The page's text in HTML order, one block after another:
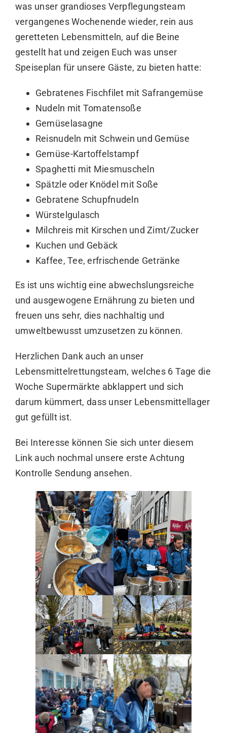
was unser grandioses Verpflegungsteam
vergangenes Wochenende wieder, rein aus
geretteten Lebensmitteln, auf die Beine
gestellt hat und zeigen Euch was unser
Speiseplan für unsere Gäste, zu bieten hatte:
Gebratenes Fischfilet mit Safrangemüse
Nudeln mit Tomatensoße
Gemüselasagne
Reisnudeln mit Schwein und Gemüse
Gemüse-Kartoffelstampf
Spaghetti mit Miesmuscheln
Spätzle oder Knödel mit Soße
Gebratene Schupfnudeln
Würstelgulasch
Milchreis mit Kirschen und Zimt/Zucker
Kuchen und Gebäck
Kaffee, Tee, erfrischende Getränke
Es ist uns wichtig eine abwechslungsreiche
und ausgewogene Ernährung zu bieten und
freuen uns sehr, dies nachhaltig und
umweltbewusst umzusetzen zu können.
Herzlichen Dank auch an unser
Lebensmittelrettungsteam, welches 6 Tage die
Woche Supermärkte abklappert und sich
darum kümmert, dass unser Lebensmittellager
gut gefüllt ist.
Bei Interesse können Sie sich unter diesem
Link auch nochmal unsere erste Achtung
Kontrolle Sendung ansehen.